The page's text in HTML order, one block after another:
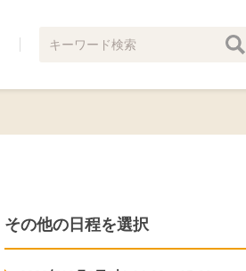
その他の日程を選択